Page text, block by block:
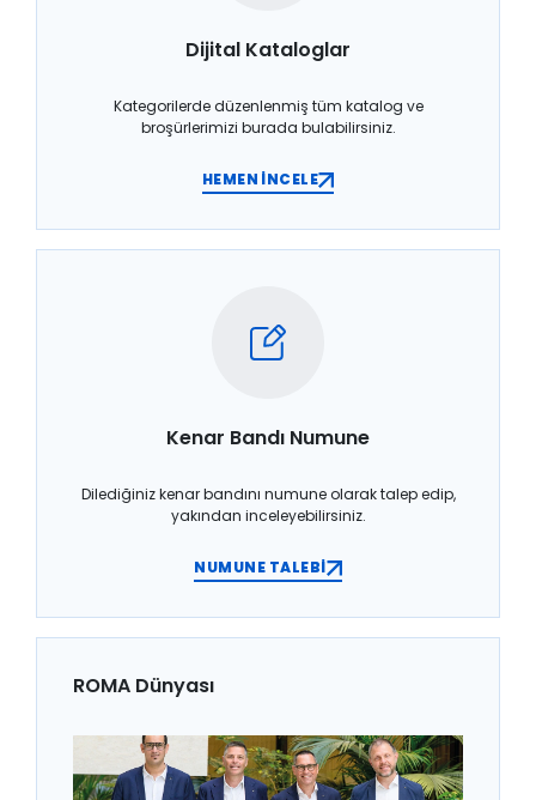
Dijital Kataloglar
Kategorilerde düzenlenmiş tüm katalog ve
broşürlerimizi burada bulabilirsiniz.
HEMEN İNCELE
Kenar Bandı Numune
Dilediğiniz kenar bandını numune olarak talep edip,
yakından inceleyebilirsiniz.
NUMUNE TALEBİ
ROMA Dünyası